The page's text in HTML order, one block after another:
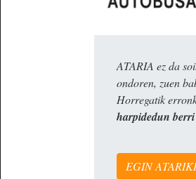
ATARIA ez da
ondoren, zuen
Horregatik
harpidedun berri
EGIN